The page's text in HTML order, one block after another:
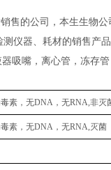
售的公司，本生生物
仪器、耗材的销售产
吸嘴，离心管，冻存
素，无DNA，无RNA,非灭
素，无DNA，无RNA,灭菌